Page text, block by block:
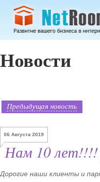
Новости
Предыдущая новость
06 Августа 2019
Нам 10 лет!!!!
Дорогие наши клиенты и